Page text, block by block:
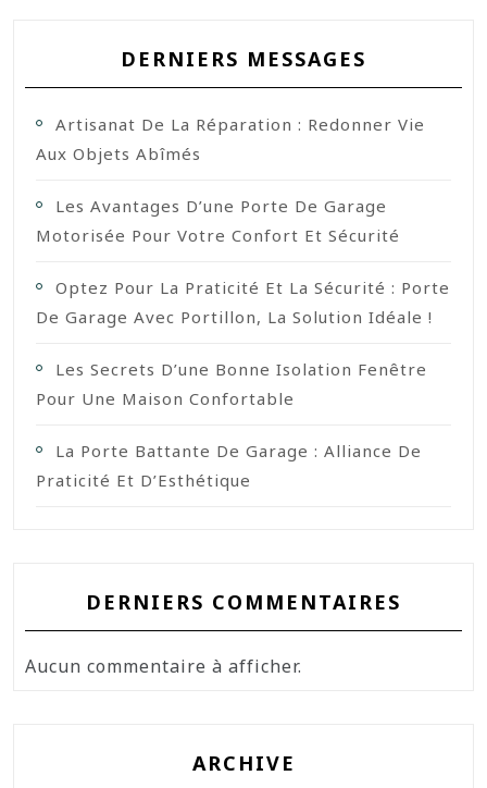
DERNIERS MESSAGES
Artisanat De La Réparation : Redonner Vie
Aux Objets Abîmés
Les Avantages D’une Porte De Garage
Motorisée Pour Votre Confort Et Sécurité
Optez Pour La Praticité Et La Sécurité : Porte
De Garage Avec Portillon, La Solution Idéale !
Les Secrets D’une Bonne Isolation Fenêtre
Pour Une Maison Confortable
La Porte Battante De Garage : Alliance De
Praticité Et D’Esthétique
DERNIERS COMMENTAIRES
Aucun commentaire à afficher.
ARCHIVE